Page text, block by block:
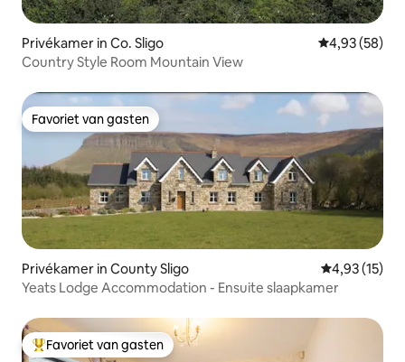
Privékamer in Co. Sligo Gemiddelde
4,93 (58)
Country Style Room Mountain View
Favoriet van gasten
Favoriet van gasten
Privékamer in County Sligo Gemiddelde
4,93 (15)
Yeats Lodge Accommodation - Ensuite slaapkamer
Topfavoriet van gasten
Favoriet van gasten